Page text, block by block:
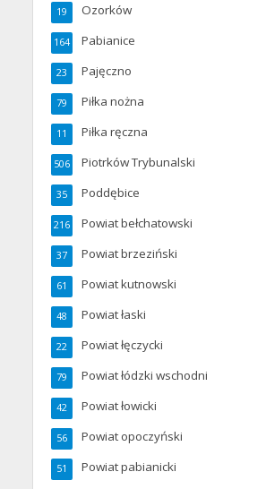
Ozorków
19
Pabianice
164
Pajęczno
23
Piłka nożna
79
Piłka ręczna
11
Piotrków Trybunalski
506
Poddębice
35
Powiat bełchatowski
216
Powiat brzeziński
37
Powiat kutnowski
61
Powiat łaski
48
Powiat łęczycki
22
Powiat łódzki wschodni
79
Powiat łowicki
42
Powiat opoczyński
56
Powiat pabianicki
51